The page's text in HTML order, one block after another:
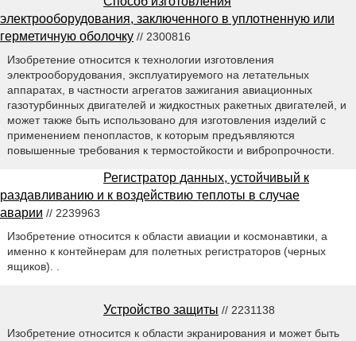
электрооборудования, заключенного в уплотненную или
герметичную оболочку // 2300816
Изобретение относится к технологии изготовления
электрооборудования, эксплуатируемого на летательных
аппаратах, в частности агрегатов зажигания авиационных
газотурбинных двигателей и жидкостных ракетных двигателей, и
может также быть использовано для изготовления изделий с
применением пенопластов, к которым предъявляются
повышенные требования к термостойкости и вибропрочности.
Регистратор данных, устойчивый к
раздавливанию и к воздействию теплоты в случае
аварии // 2239963
Изобретение относится к области авиации и космонавтики, а
именно к контейнерам для полетных регистраторов (черных
ящиков). .
Устройство защиты // 2231138
Изобретение относится к области экранирования и может быть